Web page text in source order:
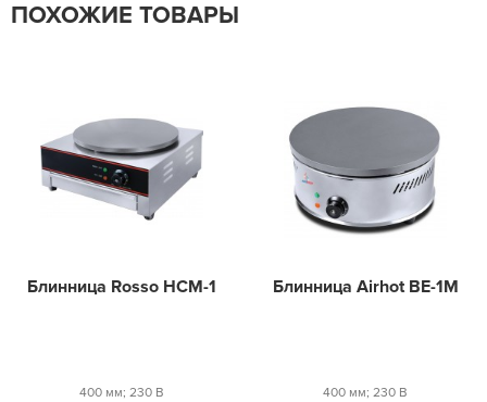
ПОХОЖИЕ ТОВАРЫ
Блинница Rosso HCM-1
400 мм; 230 В
Блинница Airhot BE-1M
400 мм; 230 В